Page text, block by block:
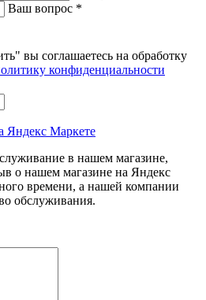
Ваш вопрос *
вы соглашаетесь на обработку
конфиденциальности
Яндекс Маркете
в нашем магазине,
о нашем магазине на Яндекс
времени, а нашей компании
обслуживания.